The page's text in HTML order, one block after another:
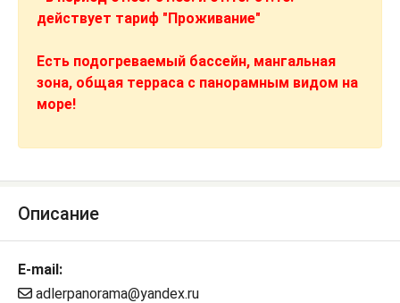
действует тариф "Проживание"
Есть подогреваемый бассейн, мангальная
зона, общая терраса с панорамным видом на
море!
Описание
E-mail:
adlerpanorama@yandex.ru